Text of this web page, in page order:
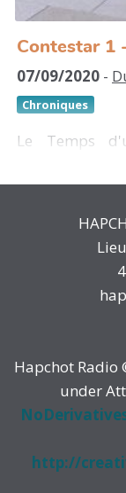
Contestar 1
07/09/2020 -
Chroniques
Le Temps
2015 par
Une
en lui
ouvert à la
https://
https://
Hapchot Radio
under
http://